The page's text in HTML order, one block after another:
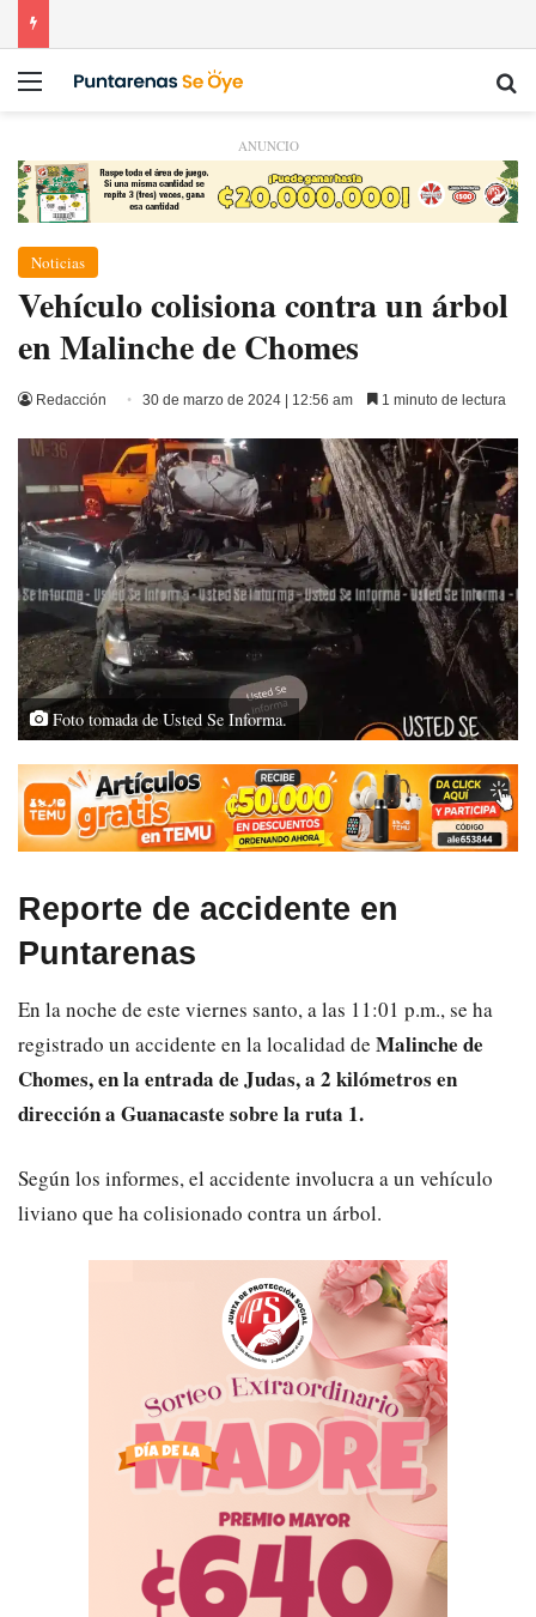
Menú
ANUNCIO
Noticias
Vehículo colisiona contra un árbol
en Malinche de Chomes
Redacción 30 de marzo de 2024 | 12:56 am 1 minuto de lectura
Foto tomada de Usted Se Informa.
Reporte de accidente en
Puntarenas
En la noche de este viernes santo, a las 11:01 p.m., se ha
registrado un accidente en la localidad de Malinche de
Chomes, en la entrada de Judas, a 2 kilómetros en
dirección a Guanacaste sobre la ruta 1.
Según los informes, el accidente involucra a un vehículo
liviano que ha colisionado contra un árbol.